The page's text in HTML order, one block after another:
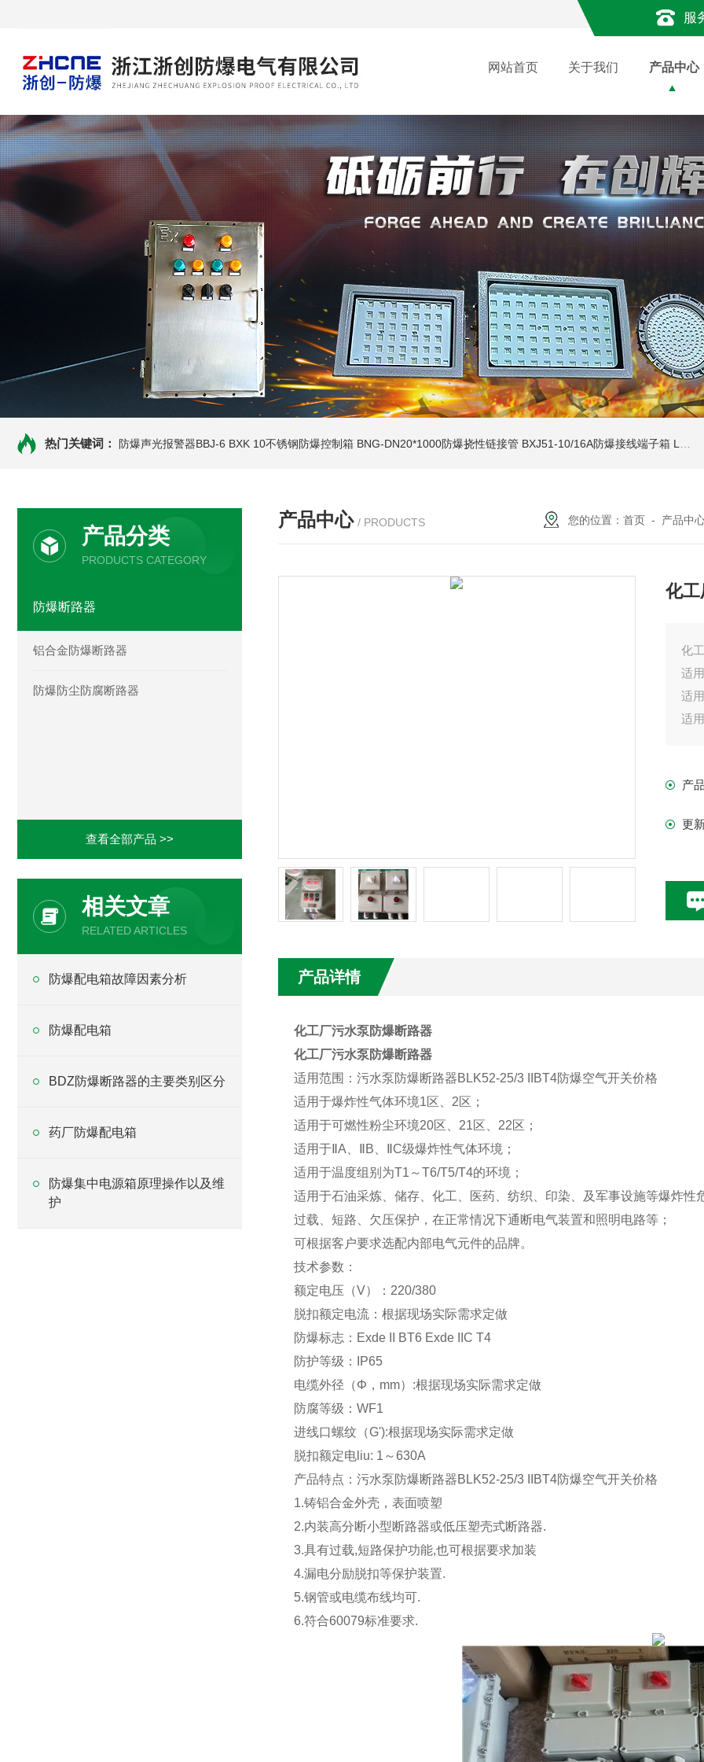
服
网站首页 关于我们 产品中心
热门关键词： 防爆声光报警器BBJ-6 BXK 10不锈钢防爆控制箱 BNG-DN20*1000防爆挠性链接管 BXJ51-10/16A防爆接线端子箱 LCZ-zcfb系列户外防雨挂墙式防爆操作柱
产品分类
PRODUCTS CATEGORY
防爆断路器
铝合金防爆断路器
防爆防尘防腐断路器
查看全部产品 >>
相关文章
RELATED ARTICLES
防爆配电箱故障因素分析
防爆配电箱
BDZ防爆断路器的主要类别区分
药厂防爆配电箱
防爆集中电源箱原理操作以及维
护
产品中心 / PRODUCTS 您的位置：首页 - 产品中
化
化
适
适
适
产
更
产品详情
化工厂污水泵防爆断路器
化工厂污水泵防爆断路器
适用范围：污水泵防爆断路器BLK52-25/3 IIBT4防爆空气开关价格
适用于爆炸性气体环境1区、2区；
适用于可燃性粉尘环境20区、21区、22区；
适用于ⅡA、ⅡB、ⅡC级爆炸性气体环境；
适用于温度组别为T1～T6/T5/T4的环境；
适用于石油采炼、储存、化工、医药、纺织、印染、及军事设施等爆炸性
过载、短路、欠压保护，在正常情况下通断电气装置和照明电路等；
可根据客户要求选配内部电气元件的品牌。
技术参数：
额定电压（V）：220/380
脱扣额定电流：根据现场实际需求定做
防爆标志：Exde II BT6 Exde IIC T4
防护等级：IP65
电缆外径（Φ，mm）:根据现场实际需求定做
防腐等级：WF1
进线口螺纹（G'):根据现场实际需求定做
脱扣额定电liu: 1～630A
产品特点：污水泵防爆断路器BLK52-25/3 IIBT4防爆空气开关价格
1.铸铝合金外壳，表面喷塑
2.内装高分断小型断路器或低压塑壳式断路器.
3.具有过载,短路保护功能,也可根据要求加装
4.漏电分励脱扣等保护装置.
5.钢管或电缆布线均可.
6.符合60079标准要求.